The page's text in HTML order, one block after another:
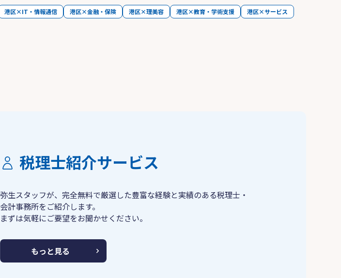
港区×IT・情報通信 港区×金融・保険 港区×理美容 港区×教育・学術支援
港区×サービス
税理士紹介サービス
弥生スタッフが、完全無料で厳選した豊富な経験と実績のある税理士・
会計事務所をご紹介します。
まずは気軽にご要望をお聞かせください。
もっと見る